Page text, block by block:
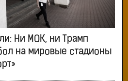
Ни МОК, ни Трамп
на мировые стадионы